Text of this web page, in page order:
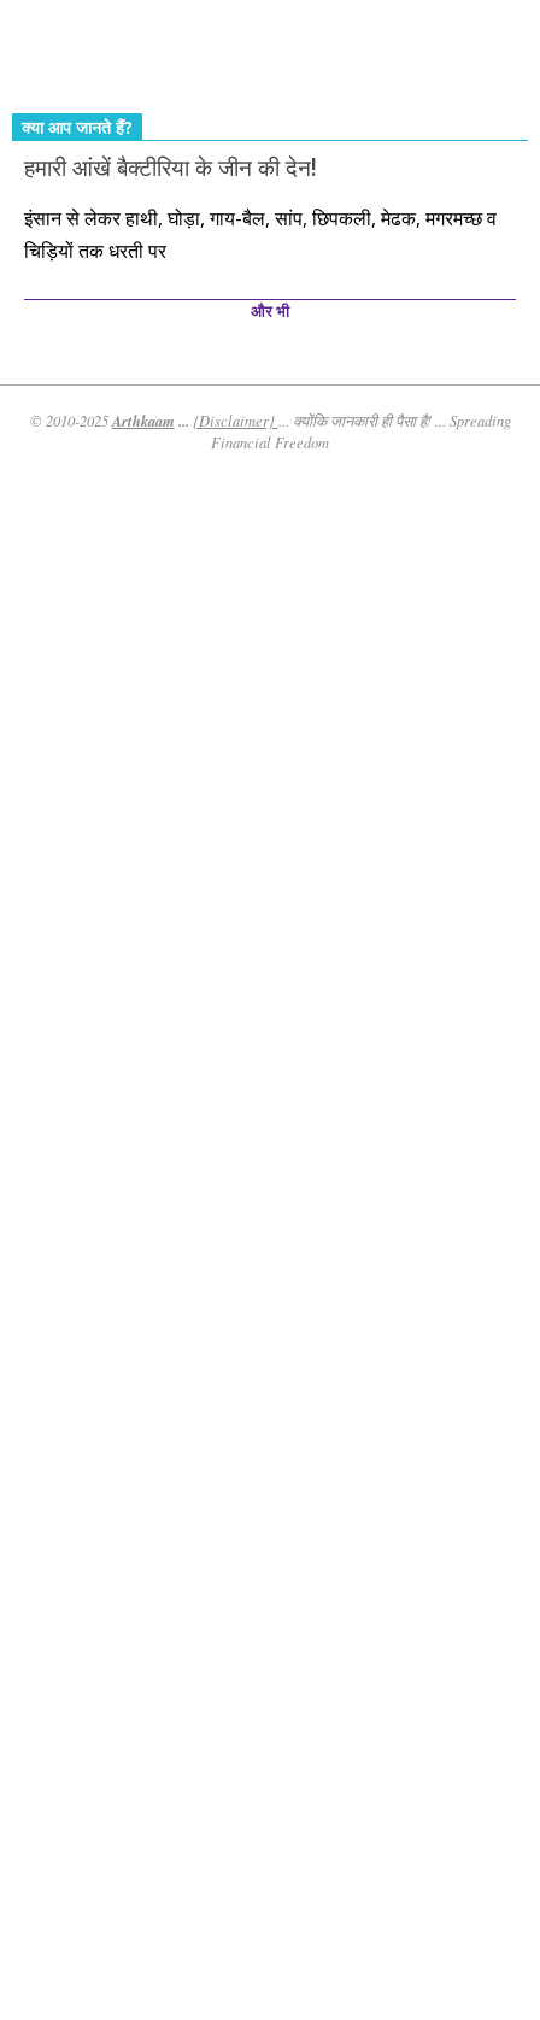
क्या आप जानते हैं?
हमारी आंखें बैक्टीरिया के जीन की देन!
इंसान से लेकर हाथी, घोड़ा, गाय-बैल, सांप, छिपकली, मेढक, मगरमच्छ व
चिड़ियों तक धरती पर
और भी
© 2010-2025Arthkaam ... {Disclaimer}... क्योंकि जानकारी ही पैसा है! ... Spreading
Financial Freedom